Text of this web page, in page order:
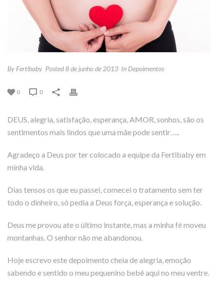
By Fertibaby Posted8 de junho de 2013 In Depoimentos
0 0
DEUS, alegria, satisfação, esperança, AMOR, sonhos, são os
sentimentos mais lindos que uma mãe pode sentir…..
Agradeço a Deus por ter colocado a equipe da Fertibaby em
minha vida.
Dias tensos os que eu passei, comecei o tratamento sem ter
todo o dinheiro, só pedia a Deus força, esperança e solução.
Deus me provou ate o último instante, mas a minha fé moveu
montanhas. O senhor não me abandonou.
Hoje escrevo este depoimento cheia de alegria, emoção
sabendo e sentido o meu pequenino bebê aqui no meu ventre.